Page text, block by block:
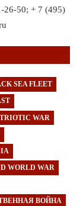
26-50; + 7 (495)
SEA FLEET
WAR
WORLD WAR
ВОЙНА